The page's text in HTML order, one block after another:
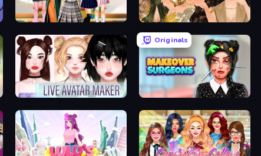
Back To School: Uniforms Edition Autumn Glam Gala
Live Avatar Maker: Girls
Originals
Makeover Surgeons